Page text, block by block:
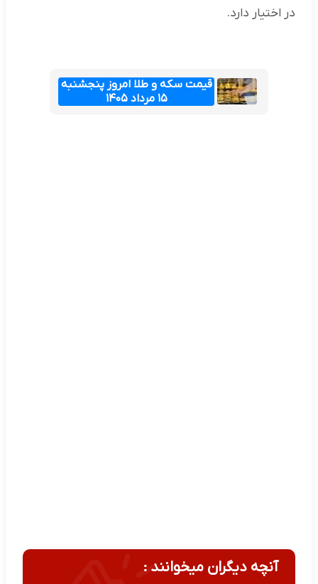
در اختیار دارد.
قیمت سکه و طلا امروز پنجشنبه
۱۵ مرداد ۱۴۰۵
آنچه دیگران میخوانند :